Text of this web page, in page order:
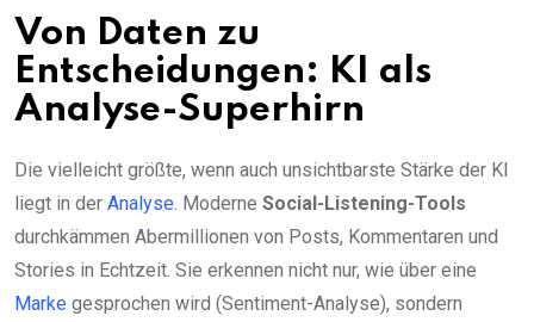
Von Daten zu
Entscheidungen: KI als
Analyse-Superhirn
Die vielleicht größte, wenn auch unsichtbarste Stärke der KI
liegt in der Analyse. Moderne Social-Listening-Tools
durchkämmen Abermillionen von Posts, Kommentaren und
Stories in Echtzeit. Sie erkennen nicht nur, wie über eine
Marke gesprochen wird (Sentiment-Analyse), sondern